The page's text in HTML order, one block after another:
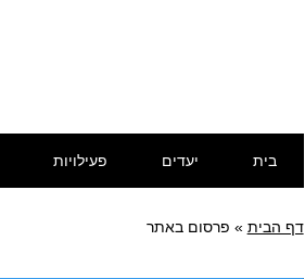
לתוכן
בית יעדים פעילויות
דף הבית » פרסום באתר